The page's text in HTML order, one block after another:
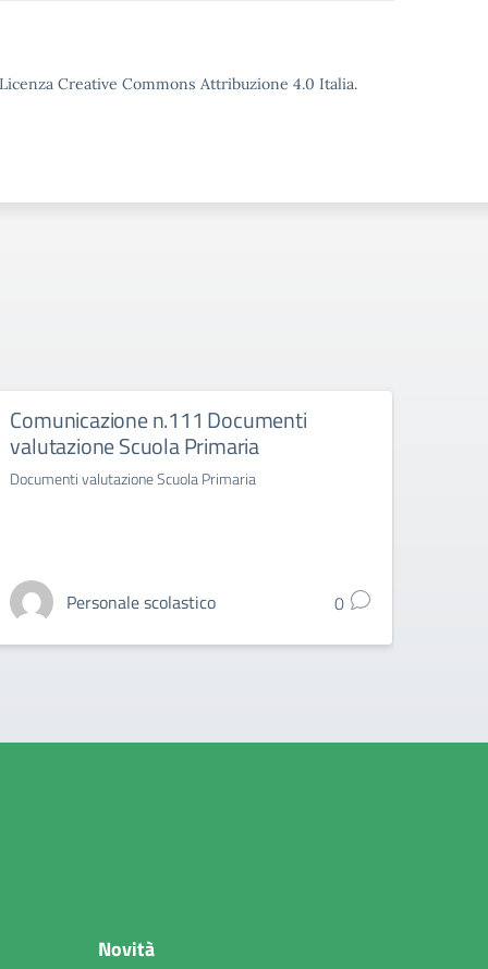
Creative Commons Attribuzione 4.0 Italia.
Comunicazione n.111 Documenti
valutazione Scuola Primaria
Documenti valutazione Scuola Primaria
Personale scolastico 0
Novità